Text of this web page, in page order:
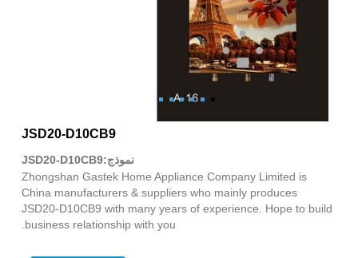
JSD20-D10CB9
نموذج:JSD20-D10CB9
Zhongshan Gastek Home Appliance Company Limited is
China manufacturers & suppliers who mainly produces
JSD20-D10CB9 with many years of experience. Hope to build
business relationship with you.